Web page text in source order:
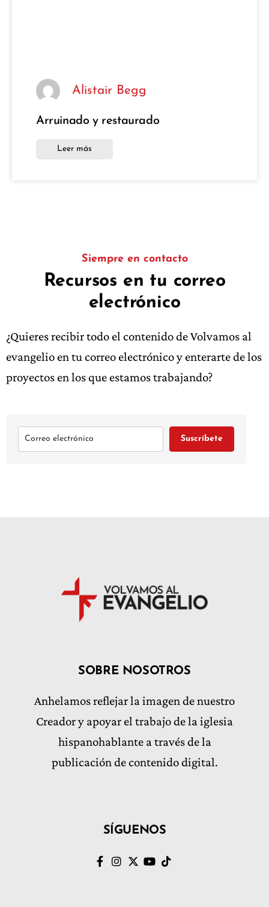
Alistair Begg
Arruinado y restaurado
Leer más
Siempre en contacto
Recursos en tu correo
electrónico
¿Quieres recibir todo el contenido de Volvamos al
evangelio en tu correo electrónico y enterarte de los
proyectos en los que estamos trabajando?
Suscríbete
SOBRE NOSOTROS
Anhelamos reflejar la imagen de nuestro
Creador y apoyar el trabajo de la iglesia
hispanohablante a través de la
publicación de contenido digital.
SÍGUENOS